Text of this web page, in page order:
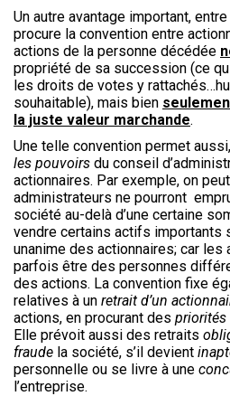
Un autre avantage important,
procure la convention entre
actions de la personne décédée
propriété de sa succession (ce
les droits de votes y
souhaitable), mais bien
la juste valeur marchande.
Une telle convention permet
les pouvoirs du conseil
actionnaires. Par exemple, on
administrateurs ne pourront
société au-delà d’une certaine
vendre certains actifs importants
unanime des actionnaires; car
parfois être des personnes
des actions. La convention fixe
relatives à un retrait d’un
actions, en procurant des priorités
Elle prévoit aussi des retraits
fraude la société, s’il devient
personnelle ou se livre à une
l’entreprise.